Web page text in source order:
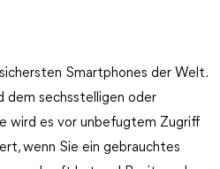
Smartphones der Welt.
dem sechsstelligen oder
wird es vor unbefugtem Zugriff
wenn Sie ein gebrauchtes